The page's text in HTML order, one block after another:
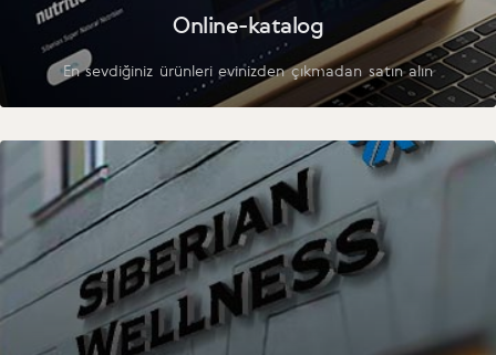
Online-katalog
En sevdiğiniz ürünleri evinizden çıkmadan satın alın